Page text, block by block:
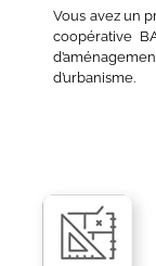
Vous avez un
coopérative
d’urbanisme.